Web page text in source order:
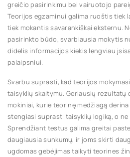
greičio pasirinkimu bei vairuotojo
Teorijos egzaminui galima ruoštis tiek
tiek mokantis savarankiškai eksternu.
pasirinkto būdo, svarbiausia mokytis
didelis informacijos kiekis lengviau
palaipsniui.
Svarbu suprasti, kad teorijos
taisyklių skaitymu. Geriausių rezultatų
mokiniai, kurie teorinę medžiagą
stengiasi suprasti taisyklių logiką, o
Sprendžiant testus galima greitai
daugiausia sunkumų, ir joms skirti
ugdomas gebėjimas taikyti teorines